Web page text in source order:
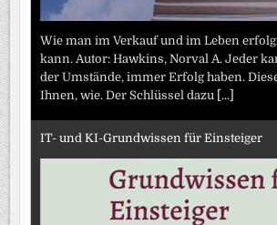
Wie man im Verkauf und im Leben
kann. Autor: Hawkins, Norval A. Jeder
der Umstände, immer Erfolg haben.
Ihnen, wie. Der Schlüssel dazu [...]
IT- und KI-Grundwissen für Einsteiger